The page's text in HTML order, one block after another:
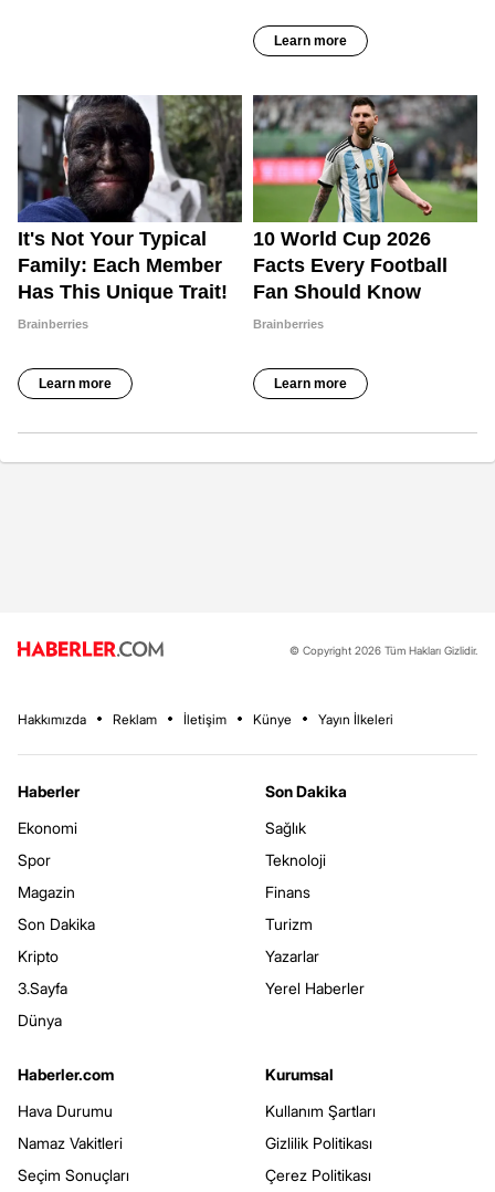
© Copyright 2026 Tüm Hakları Gizlidir.
Hakkımızda Reklam İletişim Künye Yayın İlkeleri
Haberler
Ekonomi
Spor
Magazin
Son Dakika
Kripto
3.Sayfa
Dünya
Son Dakika
Sağlık
Teknoloji
Finans
Turizm
Yazarlar
Yerel Haberler
Haberler.com
Hava Durumu
Namaz Vakitleri
Seçim Sonuçları
Kurumsal
Kullanım Şartları
Gizlilik Politikası
Çerez Politikası